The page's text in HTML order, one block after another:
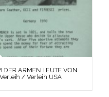
DER ARMEN LEUTE VON
/ Verleih USA